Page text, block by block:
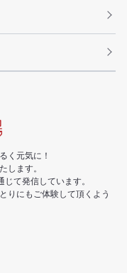
く元気に！
します。
て発信しています。
りにもご体験して頂くよう